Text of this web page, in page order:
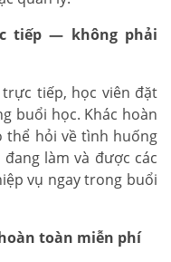
tiếp — không phải
trực tiếp, học viên đặt
buổi học. Khác hoàn
thể hỏi về tình huống
làm và được các
vụ ngay trong buổi
toàn miễn phí